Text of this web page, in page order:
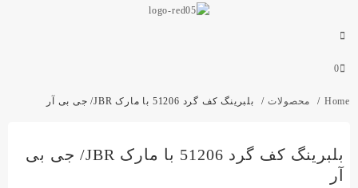
0
Home محصولات بلبرینگ کف گرد 51206 با مارک JBR/ جی بی آر
بلبرینگ کف گرد 51206 با مارک JBR/ جی بی
آر